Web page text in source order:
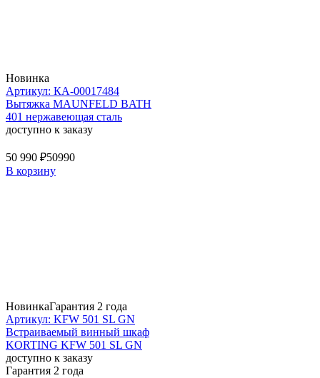
Новинка
Артикул: КА-00017484
Вытяжка MAUNFELD BATH
401 нержавеющая сталь
доступно к заказу
50 990 ₽50990
В корзину
НовинкаГарантия 2 года
Артикул: KFW 501 SL GN
Встраиваемый винный шкаф
KORTING KFW 501 SL GN
доступно к заказу
Гарантия 2 года